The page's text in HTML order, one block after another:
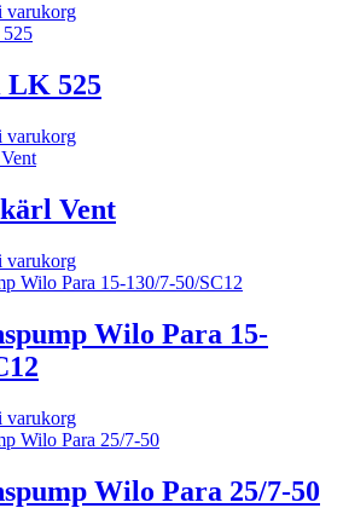
varukorg
LK 525
varukorg
Vent
varukorg
Wilo Para 15-
varukorg
Wilo Para 25/7-50